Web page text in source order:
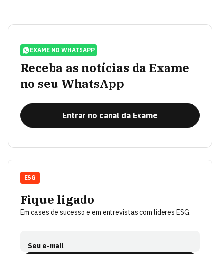
EXAME NO WHATSAPP
Receba as notícias da Exame
no seu WhatsApp
Entrar no canal da Exame
Fique ligado
Em cases de sucesso e em entrevistas com líderes ESG.
Seu e-mail
ESG